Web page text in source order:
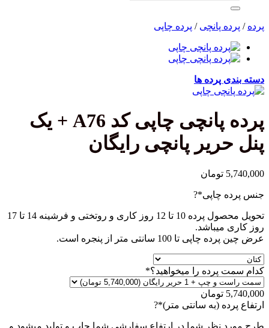
پرده / پرده پانچی / پرده چاپی
دسته بندی پرده ها
پرده پانچی چاپی کد A76 + یک
پنل حریر پانچی رایگان
5,740,000 تومان
جنس پرده چاپی *
(required)
?
تحویل محصول پرده 10 تا 12 روز کاری و روتختی و فرشینه 14 تا 17
روز کاری میباشد.
عرض چین پرده چاپی تا 100 سانتی متر از پنجره است.
کدام سمت پرده را میخواهید؟*
(required)
5,740,000 تومان
ارتفاع پرده (به سانتی متر) *
(required)
?
طرح مورد نظر شما در ارتفاع سفارشی شما چاپ و تولید میشود و